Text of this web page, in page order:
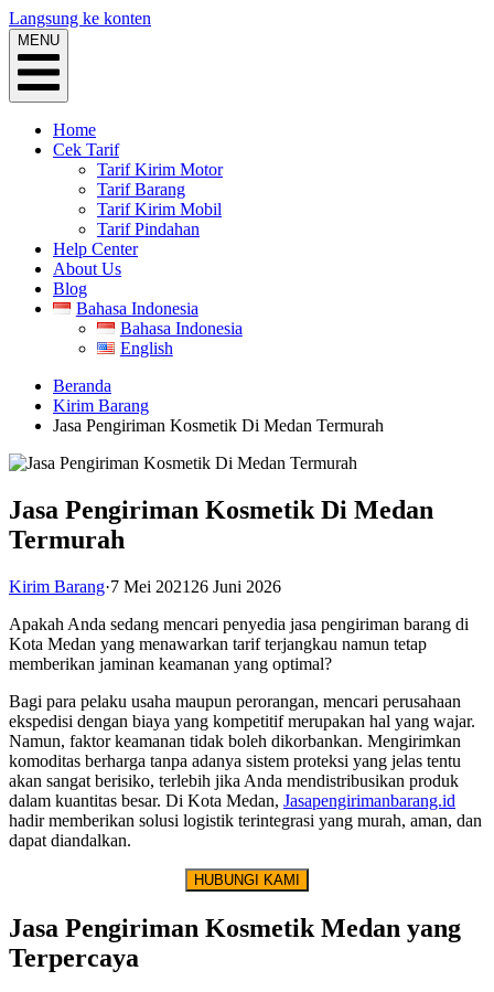
Langsung ke konten
MENU
Home
Cek Tarif
Tarif Kirim Motor
Tarif Barang
Tarif Kirim Mobil
Tarif Pindahan
Help Center
About Us
Blog
Bahasa Indonesia
Bahasa Indonesia
English
Beranda
Kirim Barang
Jasa Pengiriman Kosmetik Di Medan Termurah
Jasa Pengiriman Kosmetik Di Medan
Termurah
Kirim Barang·7 Mei 2021 26 Juni 2026
Apakah Anda sedang mencari penyedia jasa pengiriman barang di
Kota Medan yang menawarkan tarif terjangkau namun tetap
memberikan jaminan keamanan yang optimal?
Bagi para pelaku usaha maupun perorangan, mencari perusahaan
ekspedisi dengan biaya yang kompetitif merupakan hal yang wajar.
Namun, faktor keamanan tidak boleh dikorbankan. Mengirimkan
komoditas berharga tanpa adanya sistem proteksi yang jelas tentu
akan sangat berisiko, terlebih jika Anda mendistribusikan produk
dalam kuantitas besar. Di Kota Medan, Jasapengirimanbarang.id
hadir memberikan solusi logistik terintegrasi yang murah, aman, dan
dapat diandalkan.
HUBUNGI KAMI
Jasa Pengiriman Kosmetik Medan yang
Terpercaya